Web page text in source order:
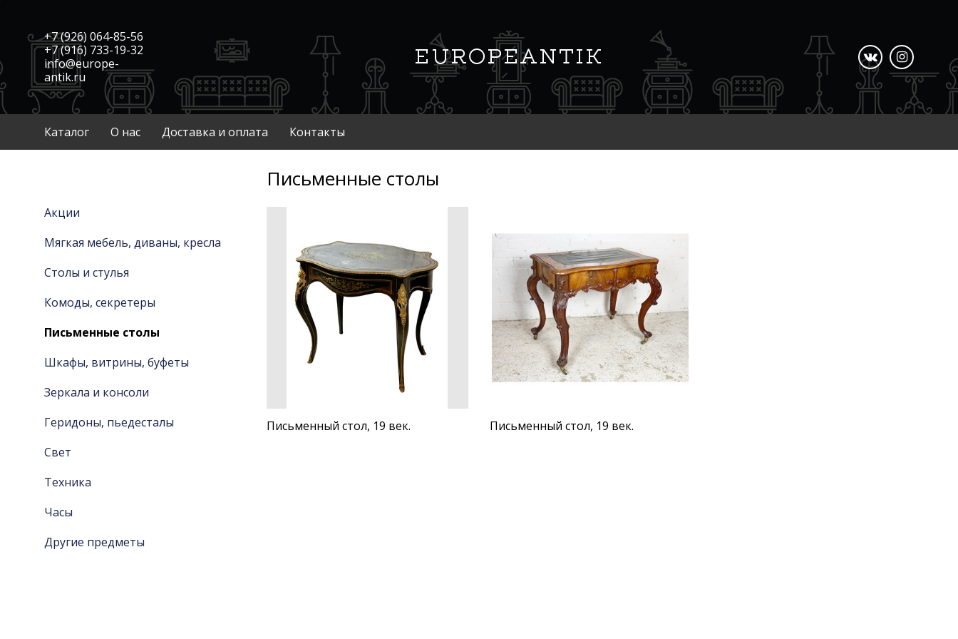
+7 (926) 064-85-56
+7 (916) 733-19-32
info@europe-
antik.ru
Каталог О нас Доставка и оплата Контакты
Акции
Мягкая мебель, диваны, кресла
Столы и стулья
Комоды, секретеры
Письменные столы
Шкафы, витрины, буфеты
Зеркала и консоли
Геридоны, пьедесталы
Свет
Техника
Часы
Другие предметы
Письменные столы
Письменный стол, 19 век. Письменный стол, 19 век.